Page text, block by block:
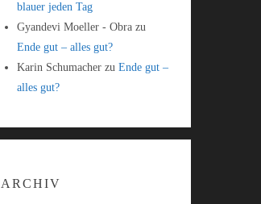
blauer jeden Tag
Gyandevi Moeller - Obrazu
Ende gut – alles gut?
Karin Schumacherzu Ende gut –
alles gut?
ARCHIV